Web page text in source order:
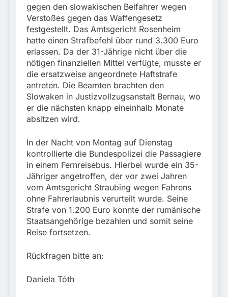
gegen den slowakischen Beifahrer wegen
Verstoßes gegen das Waffengesetz
festgestellt. Das Amtsgericht Rosenheim
hatte einen Strafbefehl über rund 3.300 Euro
erlassen. Da der 31-Jährige nicht über die
nötigen finanziellen Mittel verfügte, musste er
die ersatzweise angeordnete Haftstrafe
antreten. Die Beamten brachten den
Slowaken in Justizvollzugsanstalt Bernau, wo
er die nächsten knapp eineinhalb Monate
absitzen wird.
In der Nacht von Montag auf Dienstag
kontrollierte die Bundespolizei die Passagiere
in einem Fernreisebus. Hierbei wurde ein 35-
Jähriger angetroffen, der vor zwei Jahren
vom Amtsgericht Straubing wegen Fahrens
ohne Fahrerlaubnis verurteilt wurde. Seine
Strafe von 1.200 Euro konnte der rumänische
Staatsangehörige bezahlen und somit seine
Reise fortsetzen.
Rückfragen bitte an:
Daniela Tóth